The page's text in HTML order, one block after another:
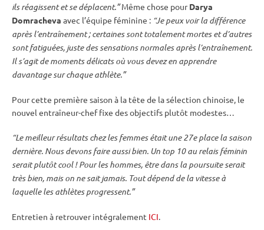
ils réagissent et se déplacent.”Même chose pourDarya
Domracheva avec l’équipe féminine : “Je peux voir la différence
après l’entraînement ; certaines sont totalement mortes et d’autres
sont fatiguées, juste des sensations normales après l’entraînement.
Il s’agit de moments délicats où vous devez en apprendre
davantage sur chaque athlète.”
Pour cette première saison à la tête de la sélection chinoise, le
nouvel entraîneur-chef fixe des objectifs plutôt modestes…
“Le meilleur résultats chez les femmes était une 27e place la saison
dernière. Nous devons faire aussi bien. Un top 10 aurelaisféminin
serait plutôt cool ! Pour les hommes, être dans la poursuiteserait
très bien, mais on ne sait jamais. Tout dépend de la vitesse à
laquelle les athlètes progressent.”
Entretien à retrouver intégralement ICI.